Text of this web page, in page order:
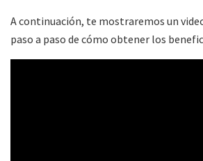
A continuación, te mostraremos un
paso a paso de cómo obtener los